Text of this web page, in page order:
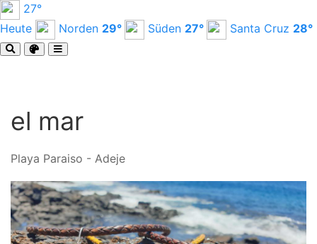
27°
Heute
Norden 29° Süden 27° Santa Cruz 28°
el mar
Playa Paraiso - Adeje